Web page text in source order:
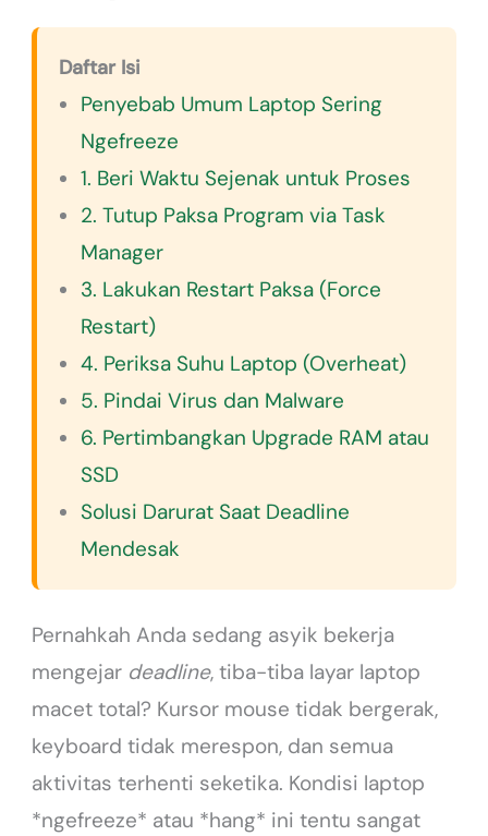
Daftar Isi
Penyebab Umum Laptop Sering
Ngefreeze
1. Beri Waktu Sejenak untuk Proses
2. Tutup Paksa Program via Task
Manager
3. Lakukan Restart Paksa (Force
Restart)
4. Periksa Suhu Laptop (Overheat)
5. Pindai Virus dan Malware
6. Pertimbangkan Upgrade RAM atau
SSD
Solusi Darurat Saat Deadline
Mendesak
Pernahkah Anda sedang asyik bekerja
mengejar deadline, tiba-tiba layar laptop
macet total? Kursor mouse tidak bergerak,
keyboard tidak merespon, dan semua
aktivitas terhenti seketika. Kondisi laptop
*ngefreeze* atau *hang* ini tentu sangat